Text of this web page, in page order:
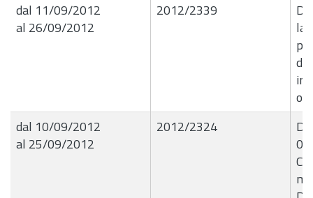
dal 11/09/2012
al 26/09/2012
2012/2339
dal 10/09/2012
al 25/09/2012
2012/2324